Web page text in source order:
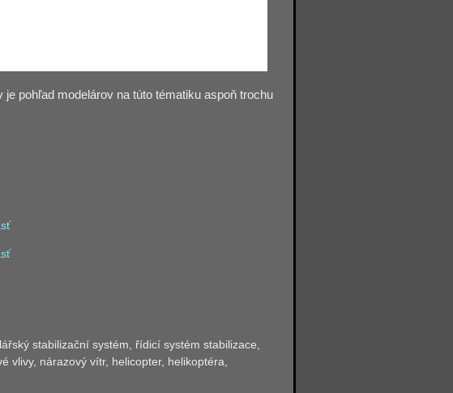
je pohľad modelárov na túto tématiku aspoň trochu
stabilizační systém, řídicí systém stabilizace,
nárazový vítr, helicopter, helikoptéra,